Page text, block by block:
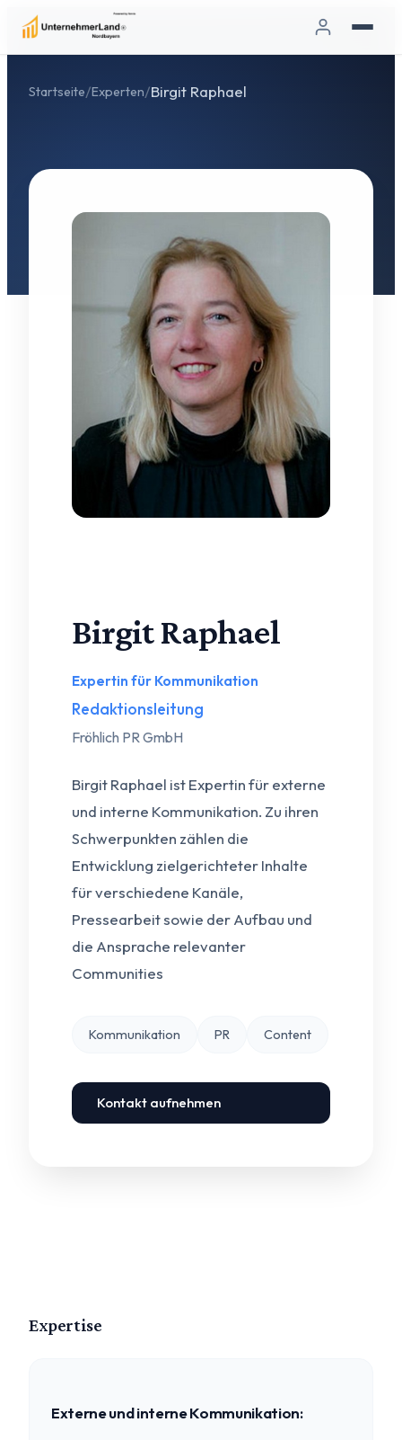
Startseite/Experten/Birgit Raphael
Birgit Raphael
Expertin für Kommunikation
Redaktionsleitung
Fröhlich PR GmbH
Birgit Raphael ist Expertin für externe
und interne Kommunikation. Zu ihren
Schwerpunkten zählen die
Entwicklung zielgerichteter Inhalte
für verschiedene Kanäle,
Pressearbeit sowie der Aufbau und
die Ansprache relevanter
Communities
Kommunikation PR Content
Kontakt aufnehmen
Expertise
Externe und interne Kommunikation: